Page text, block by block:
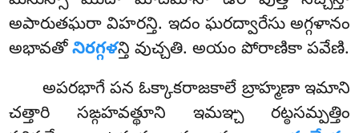
అపారుతఘరా విహరన్తి. ఇదం ఘరద్వారేసు అగ్గళానం
అభావతోనిరగ్గళన్తి వుచ్చతి. అయం పోరాణికా పవేణి.
అపరభాగే పన ఓక్కాకరాజకాలే బ్రాహ్మణా ఇమాని
చత్తారిసఙ్గహవత్థూని ఇమఞ్చ రట్ఠసమ్పత్తిం